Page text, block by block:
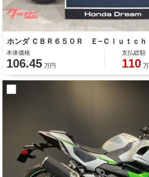
ホンダ ＣＢＲ６５０Ｒ Ｅ−Ｃｌｕｔｃ
本体価格
106.45 万円
支払総額
110